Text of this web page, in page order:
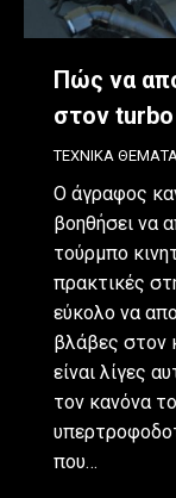
Πώς να
στον turbo
ΤΕΧΝΙΚΑ ΘΕΜΑΤΑ
Ο άγραφος
βοηθήσει να
τούρμπο
πρακτικές
εύκολο να
βλάβες στον
είναι λίγες
τον κανόνα
που…